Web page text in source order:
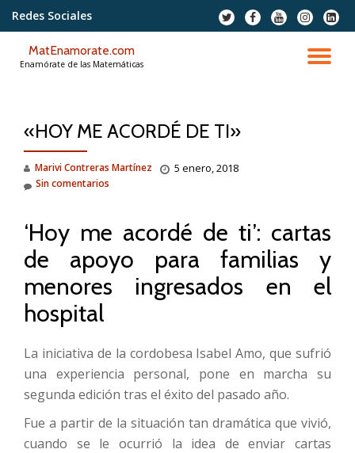
contenido
Redes Sociales
fa-
twitter
fa-
facebook
fa-
youtube
fa-
instagram
fa-
MatEnamorate.com
Enamórate de las Matemáticas
«HOY ME ACORDÉ DE TI»
Marivi Contreras Martínez 5 enero, 2018
Sin comentarios
‘Hoy me acordé de ti’: cartas
de apoyo para familias y
menores ingresados en el
hospital
La iniciativa de la cordobesa Isabel Amo, que sufrió
una experiencia personal, pone en marcha su
segunda edición tras el éxito del pasado año.
Fue a partir de la situación tan dramática que vivió,
cuando se le ocurrió la idea de enviar cartas